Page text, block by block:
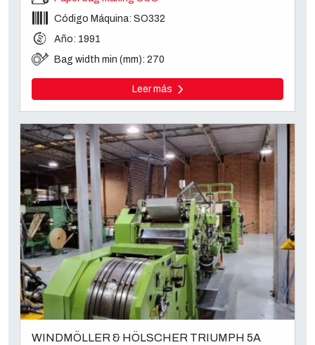
Código Máquina: SO332
Año: 1991
Bag width min (mm): 270
Leer más
WINDMÖLLER & HÖLSCHER TRIUMPH 5A